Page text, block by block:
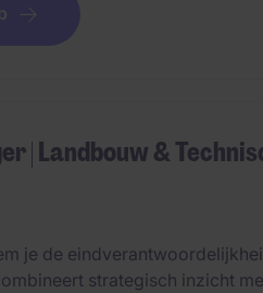
| Landbouw &
je de
strategisch inzicht